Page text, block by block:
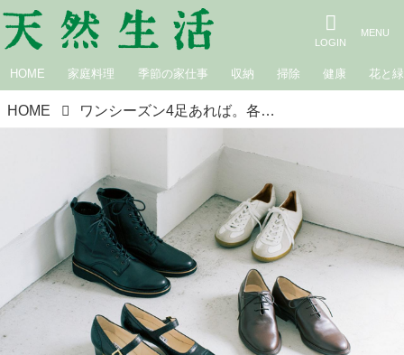
HOME 家庭料理 季節の家仕事 収納 掃除 健康 花と緑
HOME ワンシーズン4足あれば。各季節ごとの持つべき4足｜植村美智子さん